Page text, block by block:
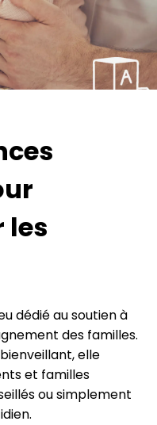
les
dédié au soutien à
des familles.
elle
et familles
ou simplement